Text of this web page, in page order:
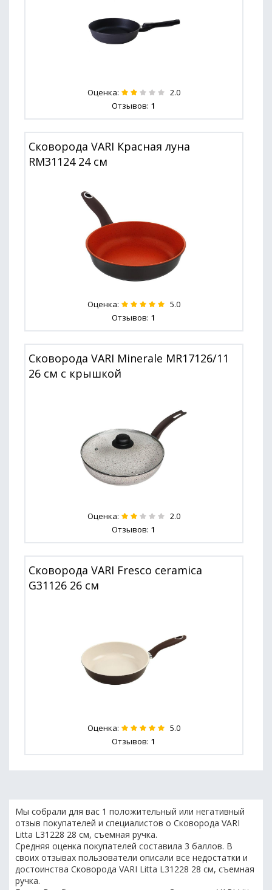
Оценка: 2.0
Отзывов: 1
Сковорода VARI Красная луна
RM31124 24 см
Оценка: 5.0
Отзывов: 1
Сковорода VARI Minerale MR17126/11
26 см с крышкой
Оценка: 2.0
Отзывов: 1
Сковорода VARI Fresco ceramica
G31126 26 см
Оценка: 5.0
Отзывов: 1
Мы собрали для вас 1 положительный или негативный
отзыв покупателей и специалистов о Сковорода VARI
Litta L31228 28 см, съемная ручка.
Средняя оценка покупателей составила 3 баллов. В
своих отзывах пользователи описали все недостатки и
достоинства Сковорода VARI Litta L31228 28 см, съемная
ручка.